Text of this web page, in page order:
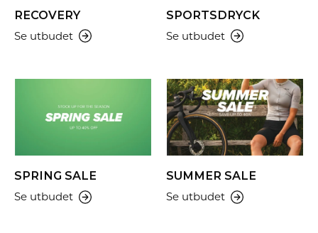
RECOVERY
Se utbudet
SPORTSDRYCK
Se utbudet
SPRING SALE
Se utbudet
SUMMER SALE
Se utbudet